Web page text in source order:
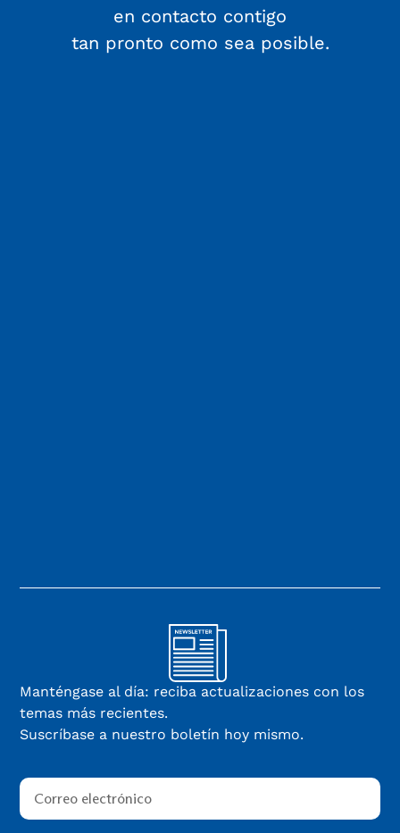
en contacto contigo
tan pronto como sea posible.
Manténgase al día: reciba actualizaciones con los
temas más recientes.
Suscríbase a nuestro boletín hoy mismo.